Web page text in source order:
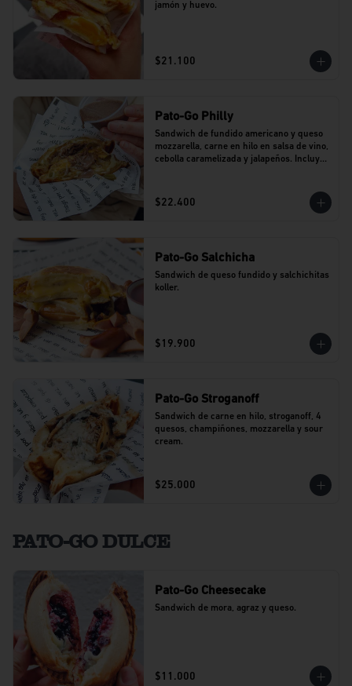
jamón y huevo.
$21.100
Pato-Go Philly
Sandwich de fundido americano y queso
mozzarella, carne en hilo en salsa de vino,
cebolla caramelizada y jalapeños. Incluye
$22.400
Pato-Go Salchicha
Sandwich de queso fundido y salchichitas
koller.
$19.900
Pato-Go Stroganoff
Sandwich de carne en hilo, stroganoff, 4
quesos, champiñones, mozzarella y sour
cream.
$25.000
PATO-GO DULCE
Pato-Go Cheesecake
Sandwich de mora, agraz y queso.
$11.000